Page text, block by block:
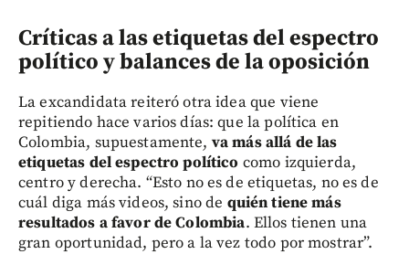
Críticas a las etiquetas del espectro
político y balances de la oposición
La excandidata reiteró otra idea que viene
repitiendo hace varios días: que la política en
Colombia, supuestamente, va más allá de las
etiquetas del espectro político como izquierda,
centro y derecha. “Esto no es de etiquetas, no es de
cuál diga más videos, sino de quién tiene más
resultados a favor de Colombia. Ellos tienen una
gran oportunidad, pero a la vez todo por mostrar”.